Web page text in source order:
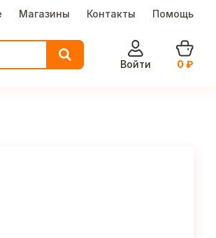
Магазины Контакты Помощь
Войти
0 ₽